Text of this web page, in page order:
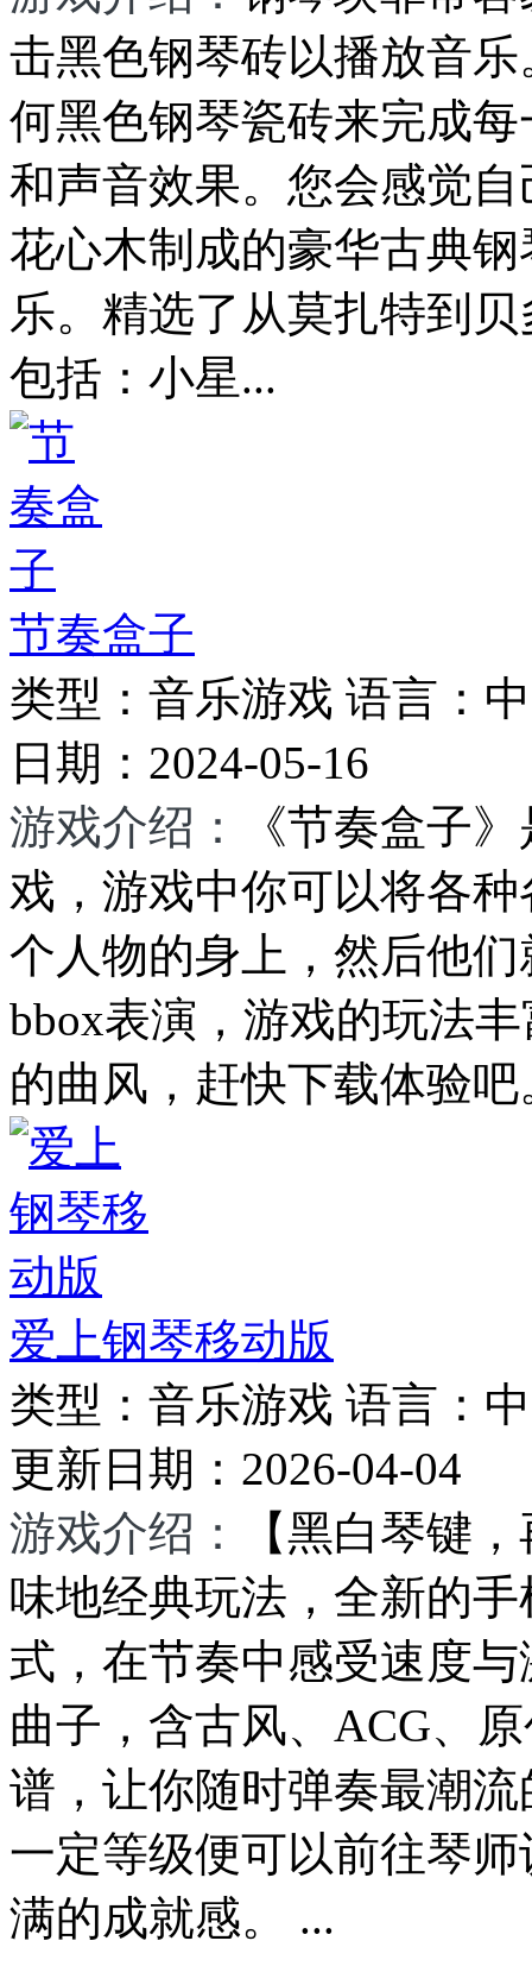
击黑色钢琴砖以播放音
何黑色钢琴瓷砖来完成
和声音效果。您会感觉
花心木制成的豪华古典
乐。精选了从莫扎特到
包括：小星...
节奏盒子
类型： 音乐游戏 语言：
日期： 2024-05-16
游戏介绍：
《节奏盒子
戏，游戏中你可以将各
个人物的身上，然后他
bbox表演，游戏的玩法
的曲风，赶快下载体验吧
爱上钢琴移动版
类型： 音乐游戏 语言：
更新日期： 2026-04-04
游戏介绍：
【黑白琴键
味地经典玩法，全新的
式，在节奏中感受速度
曲子，含古风、ACG、
谱，让你随时弹奏最潮
一定等级便可以前往琴
满的成就感。 ...